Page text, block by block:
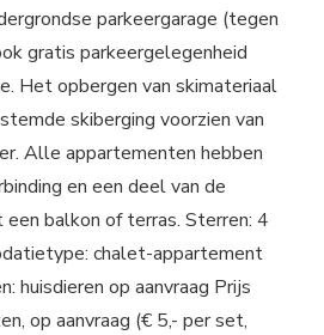
parkeergarage (tegen
gratis parkeergelegenheid
Het opbergen van skimateriaal
skiberging voorzien van
Alle appartementen hebben
en een deel van de
balkon of terras. Sterren: 4
chalet-appartement
huisdieren op aanvraag Prijs
op aanvraag (€ 5,- per set,